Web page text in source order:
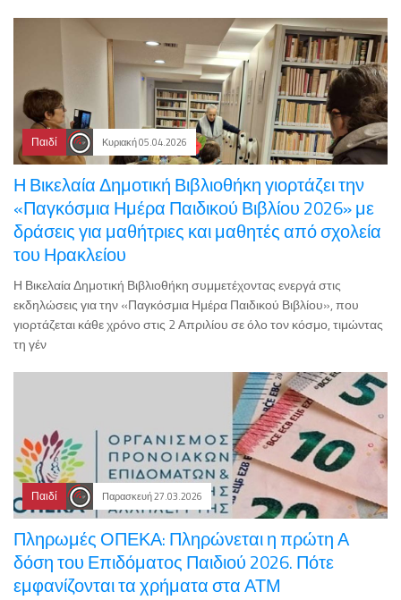
Παιδί Κυριακή 05.04.2026
Η Βικελαία Δημοτική Βιβλιοθήκη γιορτάζει την
«Παγκόσμια Ημέρα Παιδικού Βιβλίου 2026» με
δράσεις για μαθήτριες και μαθητές από σχολεία
του Ηρακλείου
Η Βικελαία Δημοτική Βιβλιοθήκη συμμετέχοντας ενεργά στις
εκδηλώσεις για την «Παγκόσμια Ημέρα Παιδικού Βιβλίου», που
γιορτάζεται κάθε χρόνο στις 2 Απριλίου σε όλο τον κόσμο, τιμώντας
τη γέν
Παιδί Παρασκευή 27.03.2026
Πληρωμές ΟΠΕΚΑ: Πληρώνεται η πρώτη Α
δόση του Επιδόματος Παιδιού 2026. Πότε
εμφανίζονται τα χρήματα στα ΑΤΜ